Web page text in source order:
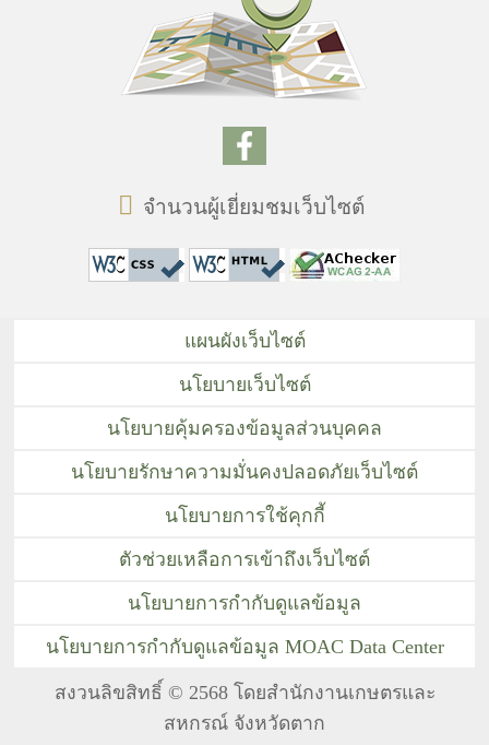
จำนวนผู้เยี่ยมชมเว็บไซต์
สงวนลิขสิทธิ์ © 2568 โดยสำนักงานเกษตรและ
สหกรณ์ จังหวัดตาก
แผนผังเว็บไซต์
นโยบายเว็บไซต์
นโยบายคุ้มครองข้อมูลส่วนบุคคล
นโยบายรักษาความมั่นคงปลอดภัยเว็บไซต์
นโยบายการใช้คุกกี้
ตัวช่วยเหลือการเข้าถึงเว็บไซต์
นโยบายการกำกับดูแลข้อมูล
นโยบายการกำกับดูแลข้อมูล MOAC Data Center